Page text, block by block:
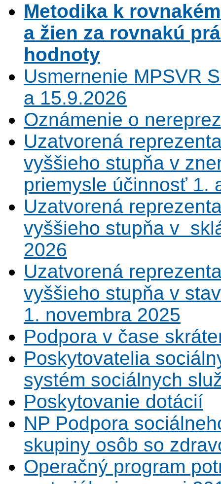
Metodika k
a žien za rovnakú
hodnoty
Usmernenie MPSVR
a 15.9.2026
Oznámenie o
Uzatvorená
vyššieho stupňa v
priemysle účinnosť 1.
Uzatvorená
vyššieho stupňa v
2026
Uzatvorená
vyššieho stupňa v
1. novembra 2025
Podpora v čase
Poskytovatelia
systém sociálnych
Poskytovanie dotácií
NP Podpora
skupiny osôb so
Operačný program